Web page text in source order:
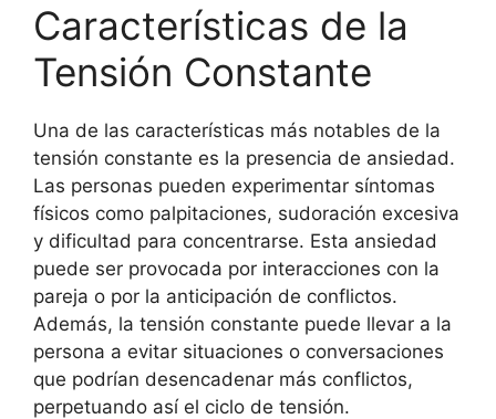
Características de la
Tensión Constante
Una de las características más notables de la
tensión constante es la presencia de ansiedad.
Las personas pueden experimentar síntomas
físicos como palpitaciones, sudoración excesiva
y dificultad para concentrarse. Esta ansiedad
puede ser provocada por interacciones con la
pareja o por la anticipación de conflictos.
Además, la tensión constante puede llevar a la
persona a evitar situaciones o conversaciones
que podrían desencadenar más conflictos,
perpetuando así el ciclo de tensión.